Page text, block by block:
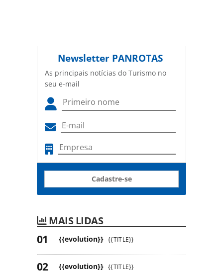
Newsletter PANROTAS
As principais notícias do Turismo no
seu e-mail
Cadastre-se
MAIS LIDAS
{{evolution}} {{TITLE}}
{{evolution}} {{TITLE}}